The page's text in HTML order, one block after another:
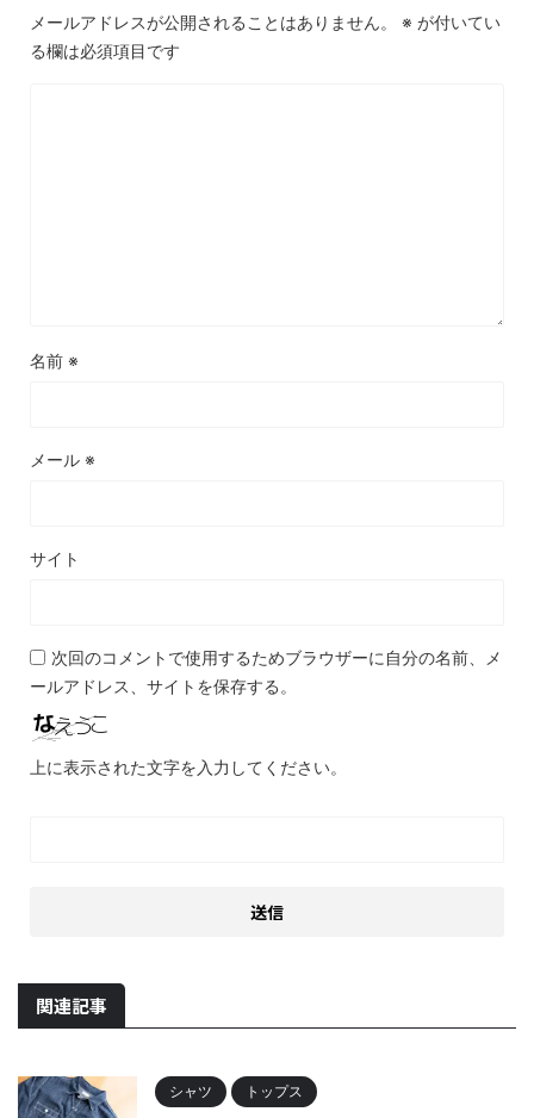
メールアドレスが公開されることはありません。 ※ が付いてい
る欄は必須項目です
名前 ※
メール ※
サイト
次回のコメントで使用するためブラウザーに自分の名前、メ
ールアドレス、サイトを保存する。
上に表示された文字を入力してください。
関連記事
シャツ トップス